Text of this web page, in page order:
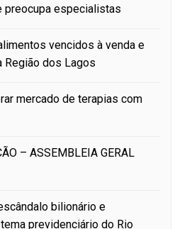
preocupa especialistas
vencidos à venda e
Região dos Lagos
mercado de terapias com
– ASSEMBLEIA GERAL
bilionário e
previdenciário do Rio